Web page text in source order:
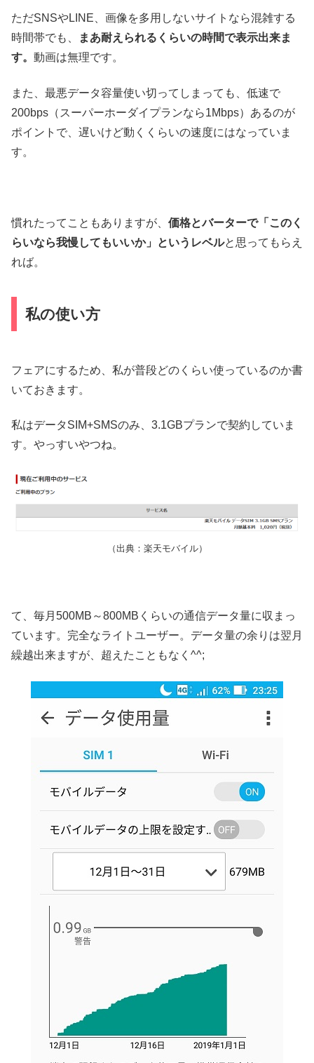
ただSNSやLINE、画像を多用しないサイトなら混雑する
時間帯でも、
まあ耐えられるくらいの時間で表示出来ま
す。 動画は無理です。
また、最悪データ容量使い切ってしまっても、低速で
200bps（スーパーホーダイプランなら1Mbps）あるのが
ポイントで、遅いけど動くくらいの速度にはなっていま
す。
慣れたってこともありますが、 価格とバーターで「このく
らいなら我慢してもいいか」というレベルと思ってもらえ
れば。
私の使い方
フェアにするため、私が普段どのくらい使っているのか書
いておきます。
私はデータSIM+SMSのみ、3.1GBプランで契約していま
す。やっすいやつね。
（出典：楽天モバイル）
て、毎月500MB～800MBくらいの通信データ量に収まっ
ています。完全なライトユーザー。データ量の余りは翌月
繰越出来ますが、超えたこともなく^^;